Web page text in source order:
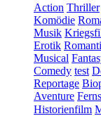
Action Thriller
Komödie
Musik
Erotik
Musical
Comedy test
Reportage
Aventure
Historienfilm